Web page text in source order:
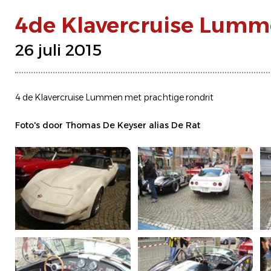
4de Klavercruise
26 juli 2015
4 de Klavercruise Lummen met prachtige rondrit
Foto's door Thomas De Keyser alias De Rat